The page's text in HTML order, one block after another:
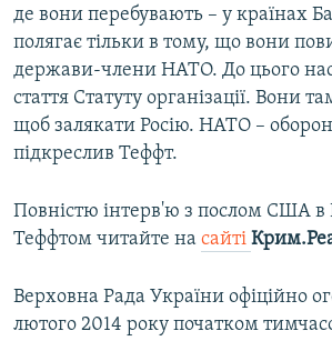
де вони перебувають – у країнах
полягає тільки в тому, що вони
держави-члени НАТО. До цього нас
стаття Статуту організації. Вони
щоб залякати Росію. НАТО –
підкреслив Теффт.
Повністю інтерв'ю з послом США в
Теффтом читайте на сайті
Верховна Рада України офіційно
лютого 2014 року початком